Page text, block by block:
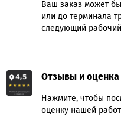
Ваш заказ может
или до терминала
следующий
Отзывы и
Нажмите, чтобы
оценку нашей